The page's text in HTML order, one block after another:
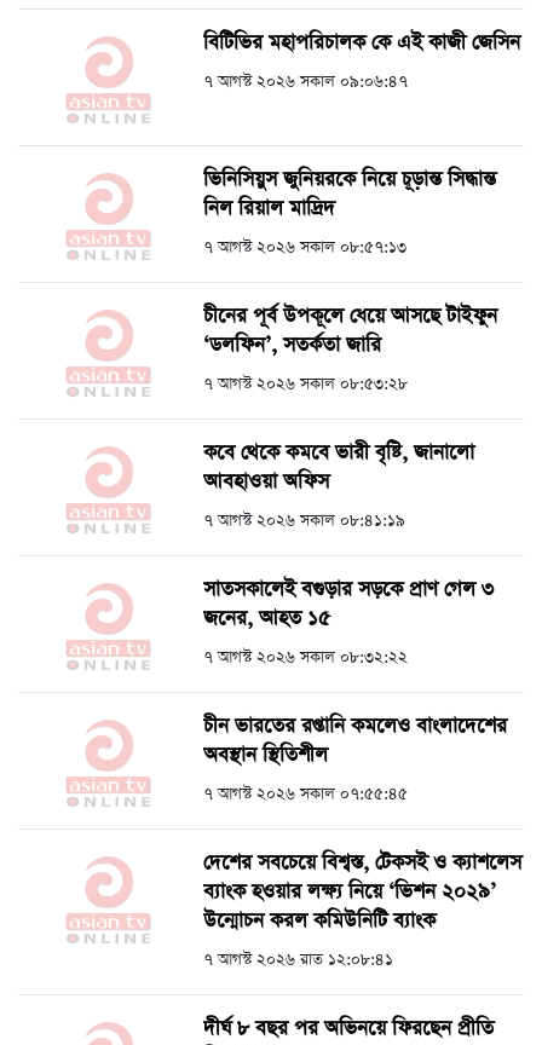
বিটিভির মহাপরিচালক কে এই কাজী জেসিন
৭ আগস্ট ২০২৬ সকাল ০৯:০৬:৪৭
ভিনিসিয়ুস জুনিয়রকে নিয়ে চূড়ান্ত সিদ্ধান্ত
নিল রিয়াল মাদ্রিদ
৭ আগস্ট ২০২৬ সকাল ০৮:৫৭:১৩
চীনের পূর্ব উপকূলে ধেয়ে আসছে টাইফুন
‘ডলফিন’, সতর্কতা জারি
৭ আগস্ট ২০২৬ সকাল ০৮:৫৩:২৮
কবে থেকে কমবে ভারী বৃষ্টি, জানালো
আবহাওয়া অফিস
৭ আগস্ট ২০২৬ সকাল ০৮:৪১:১৯
সাতসকালেই বগুড়ার সড়কে প্রাণ গেল ৩
জনের, আহত ১৫
৭ আগস্ট ২০২৬ সকাল ০৮:৩২:২২
চীন ভারতের রপ্তানি কমলেও বাংলাদেশের
অবস্থান স্থিতিশীল
৭ আগস্ট ২০২৬ সকাল ০৭:৫৫:৪৫
দেশের সবচেয়ে বিশ্বস্ত, টেকসই ও ক্যাশলেস
ব্যাংক হওয়ার লক্ষ্য নিয়ে ‘ভিশন ২০২৯’
উন্মোচন করল কমিউনিটি ব্যাংক
৭ আগস্ট ২০২৬ রাত ১২:০৮:৪১
দীর্ঘ ৮ বছর পর অভিনয়ে ফিরছেন প্রীতি